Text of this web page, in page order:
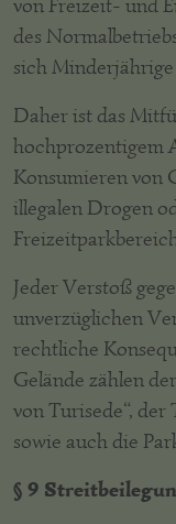
von Freizeit- und
des
sich
Daher ist das
hochprozentigem
Konsumieren von
illegalen Drogen
Jeder Verstoß
unverzüglichen
rechtliche
Gelände zählen
von Turisede“,
sowie auch die
§ 9